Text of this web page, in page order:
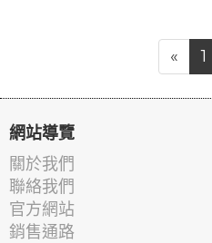
« 1
網站導覽
關於我們
聯絡我們
官方網站
銷售通路